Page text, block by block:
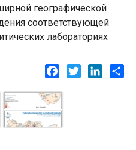
географической
соответствующей
лабораториях
Facebook
Twitter